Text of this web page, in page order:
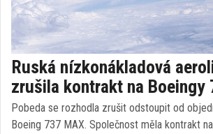
Ruská nízkonákladová
zrušila kontrakt na Boeingy
Pobeda se rozhodla zrušit odstoupit od
Boeing 737 MAX. Společnost měla kontrakt